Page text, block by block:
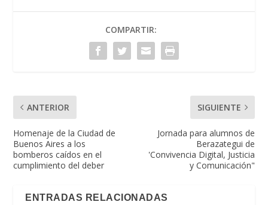
COMPARTIR:
ANTERIOR
Homenaje de la Ciudad de
Buenos Aires a los
bomberos caídos en el
cumplimiento del deber
SIGUIENTE
Jornada para alumnos de
Berazategui de
'Convivencia Digital, Justicia
y Comunicación"
ENTRADAS RELACIONADAS